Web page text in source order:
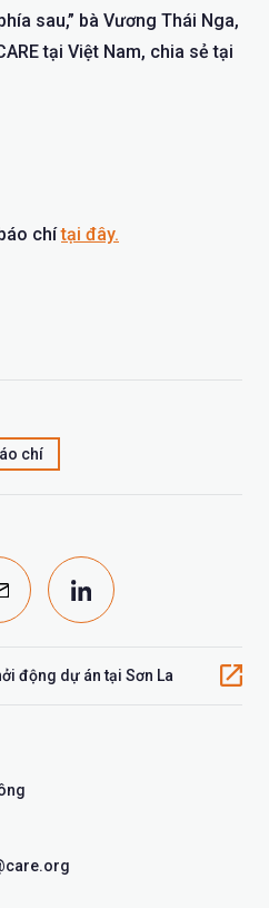
sau,” bà Vương Thái Nga,
tại Việt Nam, chia sẻ tại
chítại đây.
chí
động dự án tại Sơn La